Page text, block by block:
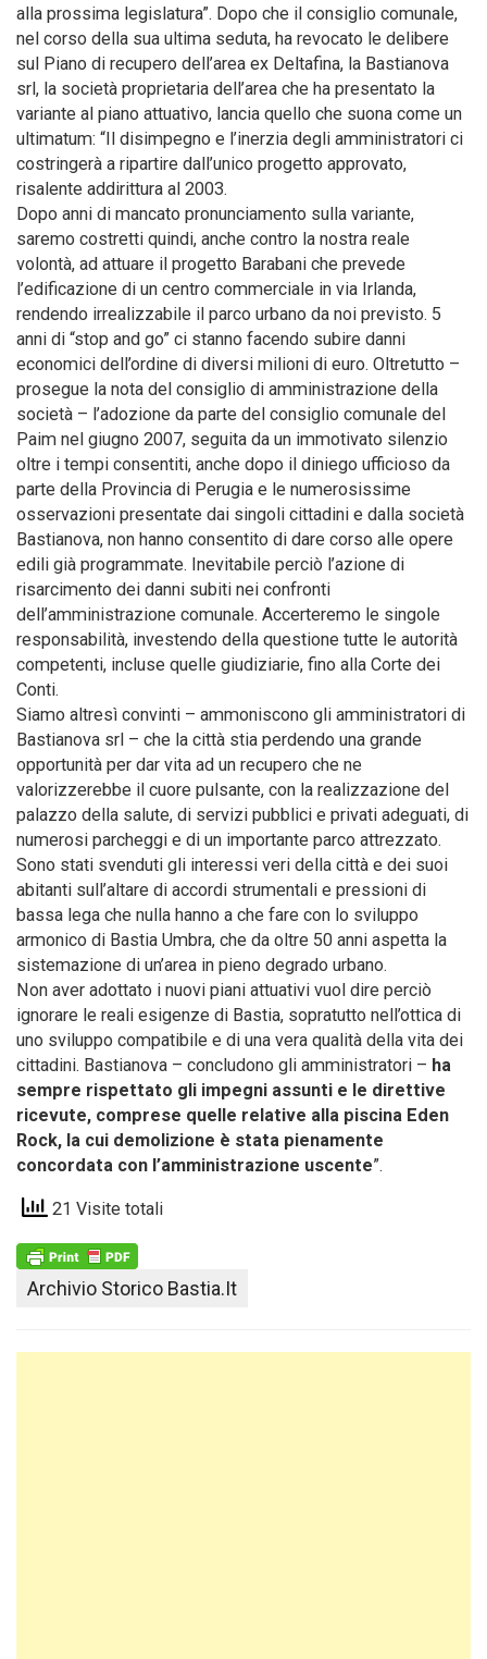
alla prossima legislatura”. Dopo che il consiglio comunale,
nel corso della sua ultima seduta, ha revocato le delibere
sul Piano di recupero dell’area ex Deltafina, la Bastianova
srl, la società proprietaria dell’area che ha presentato la
variante al piano attuativo, lancia quello che suona come un
ultimatum: “Il disimpegno e l’inerzia degli amministratori ci
costringerà a ripartire dall’unico progetto approvato,
risalente addirittura al 2003.
Dopo anni di mancato pronunciamento sulla variante,
saremo costretti quindi, anche contro la nostra reale
volontà, ad attuare il progetto Barabani che prevede
l’edificazione di un centro commerciale in via Irlanda,
rendendo irrealizzabile il parco urbano da noi previsto. 5
anni di “stop and go” ci stanno facendo subire danni
economici dell’ordine di diversi milioni di euro. Oltretutto –
prosegue la nota del consiglio di amministrazione della
società – l’adozione da parte del consiglio comunale del
Paim nel giugno 2007, seguita da un immotivato silenzio
oltre i tempi consentiti, anche dopo il diniego ufficioso da
parte della Provincia di Perugia e le numerosissime
osservazioni presentate dai singoli cittadini e dalla società
Bastianova, non hanno consentito di dare corso alle opere
edili già programmate. Inevitabile perciò l’azione di
risarcimento dei danni subiti nei confronti
dell’amministrazione comunale. Accerteremo le singole
responsabilità, investendo della questione tutte le autorità
competenti, incluse quelle giudiziarie, fino alla Corte dei
Conti.
Siamo altresì convinti – ammoniscono gli amministratori di
Bastianova srl – che la città stia perdendo una grande
opportunità per dar vita ad un recupero che ne
valorizzerebbe il cuore pulsante, con la realizzazione del
palazzo della salute, di servizi pubblici e privati adeguati, di
numerosi parcheggi e di un importante parco attrezzato.
Sono stati svenduti gli interessi veri della città e dei suoi
abitanti sull’altare di accordi strumentali e pressioni di
bassa lega che nulla hanno a che fare con lo sviluppo
armonico di Bastia Umbra, che da oltre 50 anni aspetta la
sistemazione di un’area in pieno degrado urbano.
Non aver adottato i nuovi piani attuativi vuol dire perciò
ignorare le reali esigenze di Bastia, sopratutto nell’ottica di
uno sviluppo compatibile e di una vera qualità della vita dei
cittadini. Bastianova – concludono gli amministratori – ha
sempre rispettato gli impegni assunti e le direttive
ricevute, comprese quelle relative alla piscina Eden
Rock, la cui demolizione è stata pienamente
concordata con l’amministrazione uscente”.
21 Visite totali
Archivio Storico Bastia.it